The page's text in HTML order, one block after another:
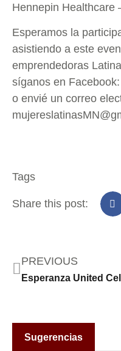
Hennepin Healthcare
Esperamos la
asistiendo a este
emprendedoras
síganos en
o envié un correo
Tags
Share this post:
PREVIOUS
Sugerencias